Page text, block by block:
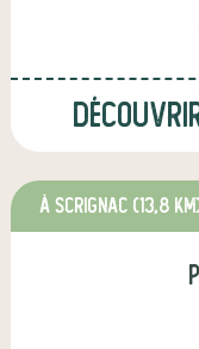
à Scrignac (13,8